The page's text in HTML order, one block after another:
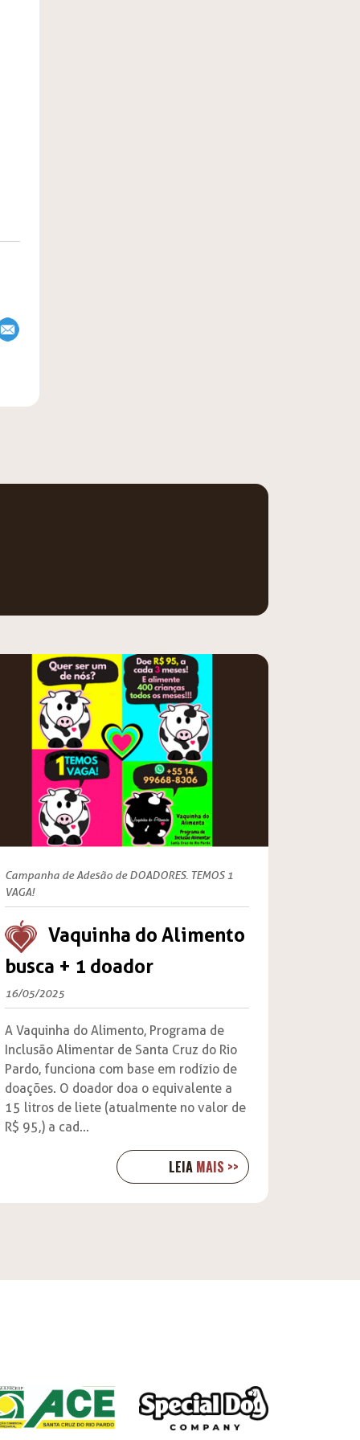
Campanha de Adesão de DOADORES. TEMOS 1
VAGA!
Vaquinha do Alimento
busca + 1 doador
16/05/2025
A Vaquinha do Alimento, Programa de
Inclusão Alimentar de Santa Cruz do Rio
Pardo, funciona com base em rodízio de
doações. O doador doa o equivalente a
15 litros de liete (atualmente no valor de
R$ 95,) a cad...
LEIA MAIS >>